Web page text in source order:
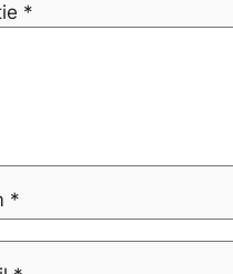
*
*